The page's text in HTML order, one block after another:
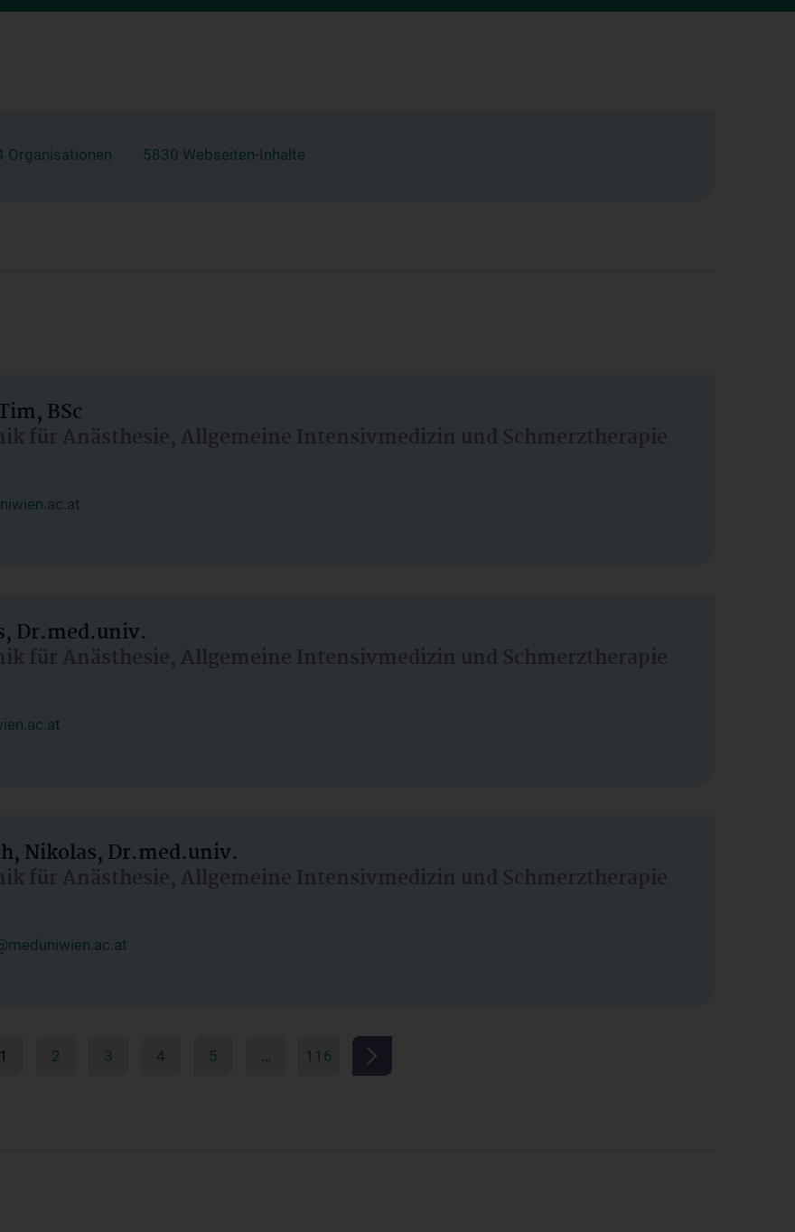
Organisationen 5830 Webseiten-Inhalte
BSc
für Anästhesie, Allgemeine Intensivmedizin und Schmerztherapie
Dr.med.univ.
für Anästhesie, Allgemeine Intensivmedizin und Schmerztherapie
Nikolas, Dr.med.univ.
für Anästhesie, Allgemeine Intensivmedizin und Schmerztherapie
1 2 3 4 5 … 116